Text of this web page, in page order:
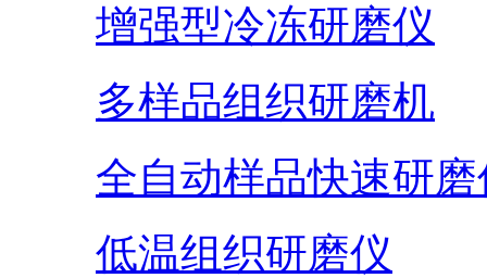
增强型冷冻研磨仪
多样品组织研磨机
全自动样品快速研磨
低温组织研磨仪